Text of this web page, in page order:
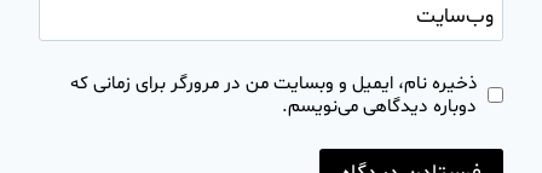
وب‌سایت
ذخیره نام، ایمیل و وبسایت من در مرورگر برای زمانی که
دوباره دیدگاهی می‌نویسم.